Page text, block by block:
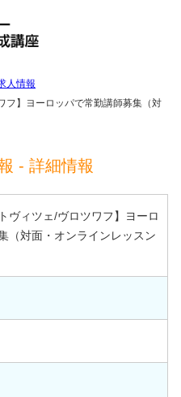
人情報
フ】ヨーロッパで常勤講師募集（対
- 詳細情報
ヴィツェ/ヴロツワフ】ヨーロ
（対面・オンラインレッスン